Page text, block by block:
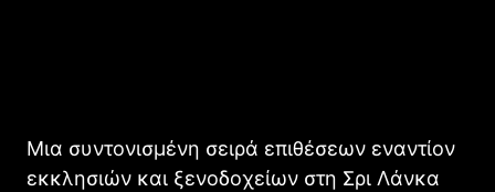
Μια συντονισμένη σειρά επιθέσεων εναντίον
εκκλησιών και ξενοδοχείων στη Σρι Λάνκα